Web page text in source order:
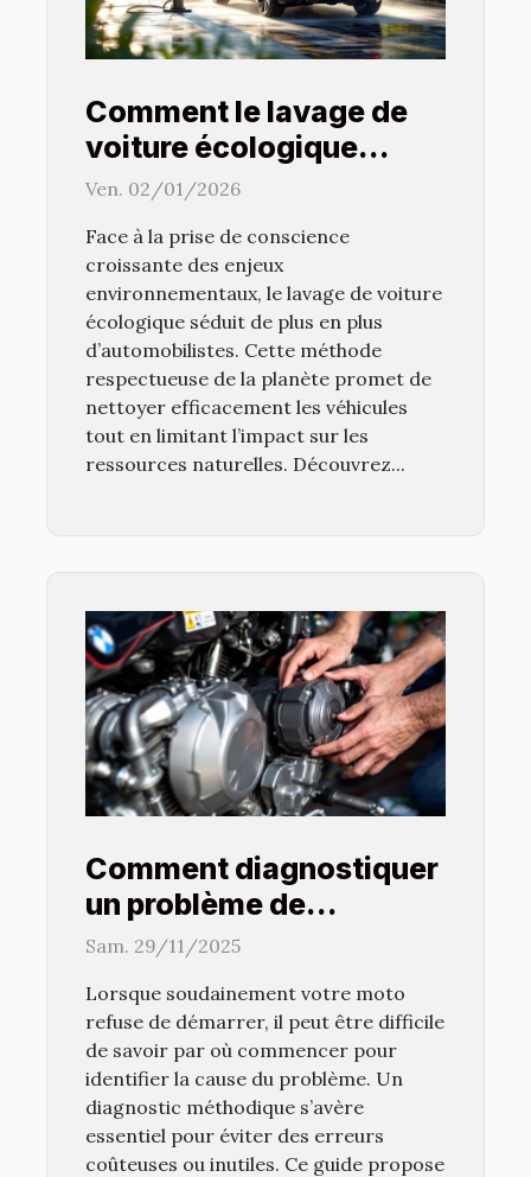
Comment le lavage de
voiture écologique
protège-t-il
Ven. 02/01/2026
Face à la prise de conscience
croissante des enjeux
environnementaux, le lavage de voiture
écologique séduit de plus en plus
d’automobilistes. Cette méthode
respectueuse de la planète promet de
nettoyer efficacement les véhicules
tout en limitant l’impact sur les
ressources naturelles. Découvrez...
Comment diagnostiquer
un problème de
démarrage sur votre
Sam. 29/11/2025
Lorsque soudainement votre moto
refuse de démarrer, il peut être difficile
de savoir par où commencer pour
identifier la cause du problème. Un
diagnostic méthodique s’avère
essentiel pour éviter des erreurs
coûteuses ou inutiles. Ce guide propose